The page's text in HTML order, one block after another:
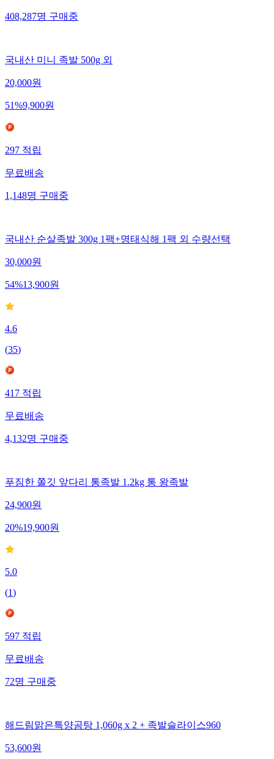
408,287명 구매중
국내산 미니 족발 500g 외
20,000원
51%9,900원
297 적립
무료배송
1,148명 구매중
국내산 순살족발 300g 1팩+명태식해 1팩 외 수량선택
30,000원
54%13,900원
4.6
(35)
417 적립
무료배송
4,132명 구매중
푸짐한 쫄깃 앞다리 통족발 1.2kg 통 왕족발
24,900원
20%19,900원
5.0
(1)
597 적립
무료배송
72명 구매중
해드림맑은특양곰탕 1,060g x 2 + 족발슬라이스960
53,600원